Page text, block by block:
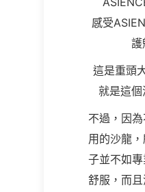
感受
護
這是重頭
就是這
不過，因
用的沙龍
子並不如
舒服，而